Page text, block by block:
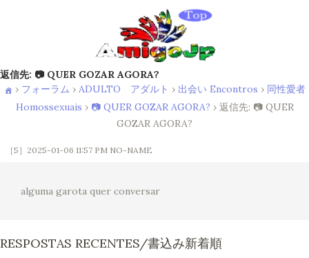
返信先: 📷 QUER GOZAR AGORA?
› フォーラム › ADULTO アダルト › 出会い Encontros › 同性愛者
Homossexuais › 📷 QUER GOZAR AGORA? › 返信先: 📷 QUER
GOZAR AGORA?
［5］2025-01-06 11:57 PM NO-NAME
alguma garota quer conversar
RESPOSTAS RECENTES/書込み新着順